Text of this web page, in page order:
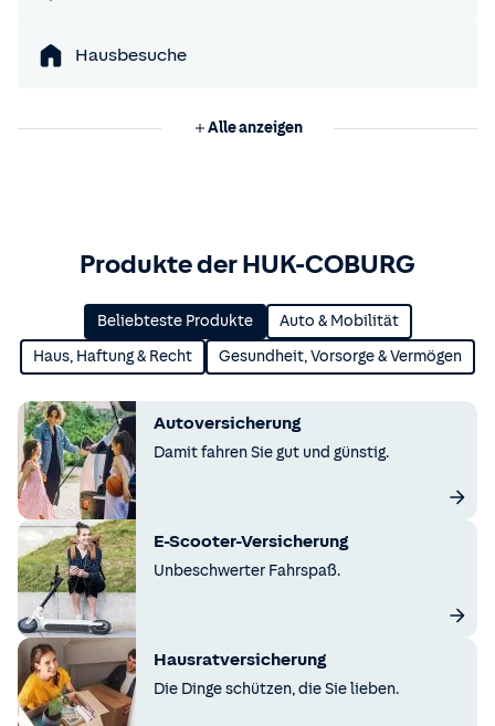
Hausbesuche
Alle anzeigen
Produkte der HUK-COBURG
Beliebteste Produkte Auto & Mobilität
Haus, Haftung & Recht Gesundheit, Vorsorge & Vermögen
Autoversicherung
Damit fahren Sie gut und günstig.
E-Scooter-Versicherung
Unbeschwerter Fahrspaß.
Hausratversicherung
Die Dinge schützen, die Sie lieben.